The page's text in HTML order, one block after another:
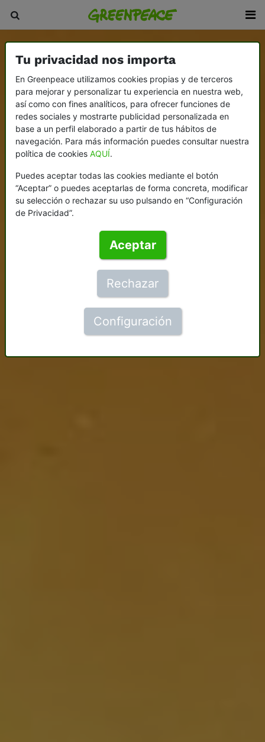
Tu privacidad nos importa
En Greenpeace utilizamos cookies propias y de terceros
para mejorar y personalizar tu experiencia en nuestra web,
así como con fines analíticos, para ofrecer funciones de
redes sociales y mostrarte publicidad personalizada en
base a un perfil elaborado a partir de tus hábitos de
navegación. Para más información puedes consultar nuestra
política de cookies AQUÍ.
Puedes aceptar todas las cookies mediante el botón
“Aceptar” o puedes aceptarlas de forma concreta, modificar
su selección o rechazar su uso pulsando en “Configuración
de Privacidad”.
Aceptar
Rechazar
Configuración